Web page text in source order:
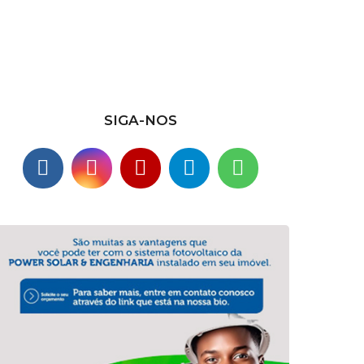
SIGA-NOS